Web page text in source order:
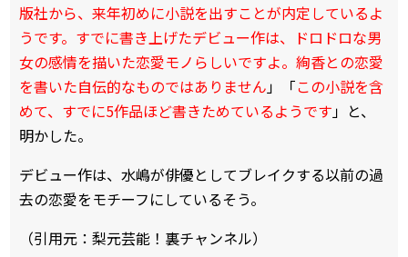
版社から、来年初めに小説を出すことが内定しているよ
うです。すでに書き上げたデビュー作は、ドロドロな男
女の感情を描いた恋愛モノらしいですよ。絢香との恋愛
を書いた自伝的なものではありません」「この小説を含
めて、すでに5作品ほど書きためているようです」と、
明かした。
デビュー作は、水嶋が俳優としてブレイクする以前の過
去の恋愛をモチーフにしているそう。
（引用元：梨元芸能！裏チャンネル）